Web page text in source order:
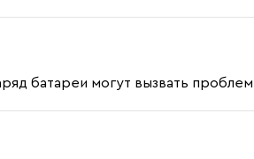
батареи могут вызвать